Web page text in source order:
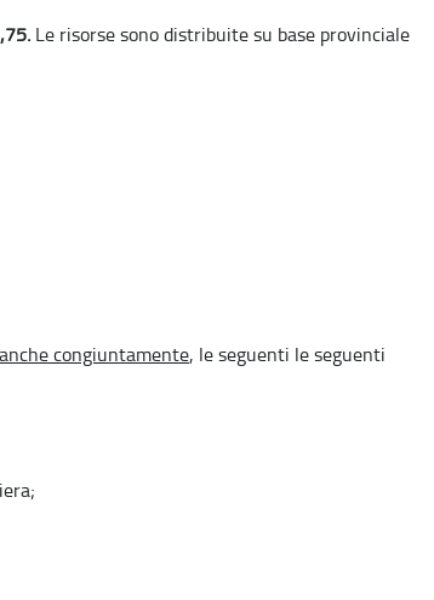
Le risorse sono distribuite su base provinciale
anche congiuntamente, le seguenti le seguenti